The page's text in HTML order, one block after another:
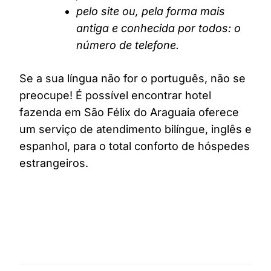
pelo site ou, pela forma mais
antiga e conhecida por todos: o
número de telefone.
Se a sua língua não for o português, não se
preocupe! É possível encontrar hotel
fazenda em São Félix do Araguaia oferece
um serviço de atendimento bilíngue, inglês e
espanhol, para o total conforto de hóspedes
estrangeiros.